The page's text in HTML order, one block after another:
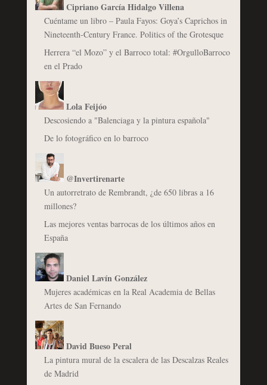
Cipriano García Hidalgo Villena
Cuéntame un libro – Paula Fayos: Goya’s Caprichos in
Nineteenth-Century France. Politics of the Grotesque
Herrera “el Mozo” y el Barroco total: #OrgulloBarroco
en el Prado
Lola Feijóo
Descosiendo a "Balenciaga y la pintura española"
De lo fotográfico en lo barroco
@Invertirenarte
Un autorretrato de Rembrandt, ¿de 650 libras a 16
millones?
Las mejores ventas barrocas de los últimos años en
España
Daniel Lavín González
Mujeres académicas en la Real Academia de Bellas
Artes de San Fernando
David Bueso Peral
La pintura mural de la escalera de las Descalzas Reales
de Madrid